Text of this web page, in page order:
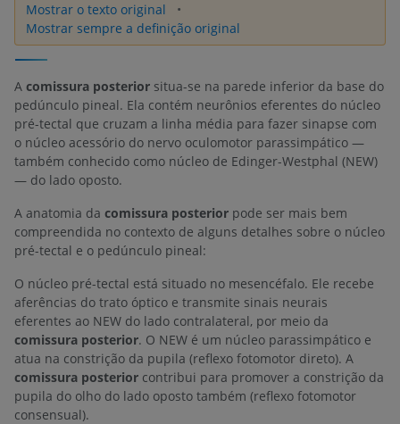
Mostrar o texto original
Mostrar sempre a definição original
A comissura posterior situa-se na parede inferior da base do
pedúnculo pineal. Ela contém neurônios eferentes do núcleo
pré-tectal que cruzam a linha média para fazer sinapse com
o núcleo acessório do nervo oculomotor parassimpático —
também conhecido como núcleo de Edinger-Westphal (NEW)
— do lado oposto.
A anatomia da comissura posterior pode ser mais bem
compreendida no contexto de alguns detalhes sobre o núcleo
pré-tectal e o pedúnculo pineal:
O núcleo pré-tectal está situado no mesencéfalo. Ele recebe
aferências do trato óptico e transmite sinais neurais
eferentes ao NEW do lado contralateral, por meio da
comissura posterior. O NEW é um núcleo parassimpático e
atua na constrição da pupila (reflexo fotomotor direto). A
comissura posterior contribui para promover a constrição da
pupila do olho do lado oposto também (reflexo fotomotor
consensual).